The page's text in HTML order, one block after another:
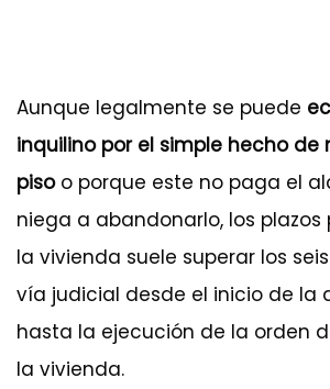
Aunque legalmente se puede
inquilino por el simple hecho de
pisoo porque este no paga el
niega a abandonarlo, los
la vivienda suele superar los
vía judicial desde el inicio de la
hasta la ejecución de la orden
la vivienda.